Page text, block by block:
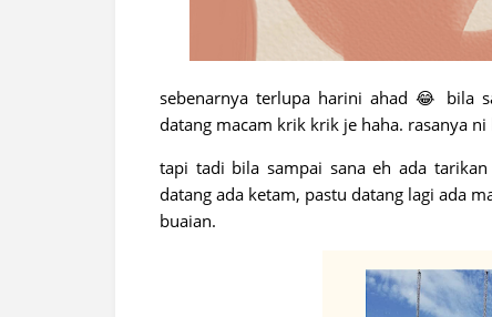
sebenarnya terlupa harini ahad 😂 bila
datang macam krik krik je haha. rasanya
tapi tadi bila sampai sana eh ada
datang ada ketam, pastu datang lagi ada
buaian.